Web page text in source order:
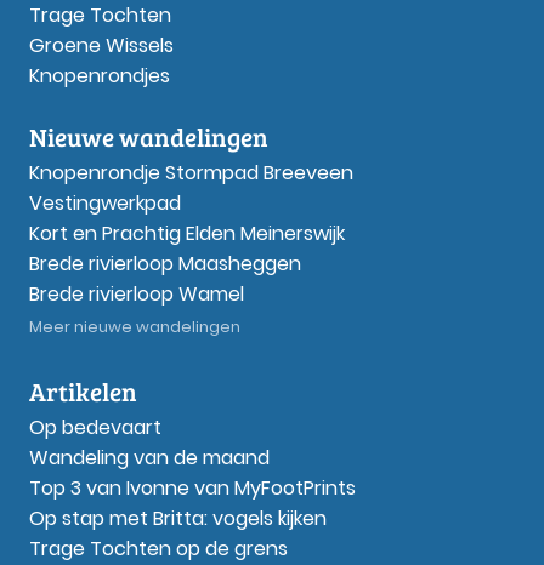
Trage Tochten
Groene Wissels
Knopenrondjes
Nieuwe wandelingen
Knopenrondje Stormpad Breeveen
Vestingwerkpad
Kort en Prachtig Elden Meinerswijk
Brede rivierloop Maasheggen
Brede rivierloop Wamel
Meer nieuwe wandelingen
Artikelen
Op bedevaart
Wandeling van de maand
Top 3 van Ivonne van MyFootPrints
Op stap met Britta: vogels kijken
Trage Tochten op de grens